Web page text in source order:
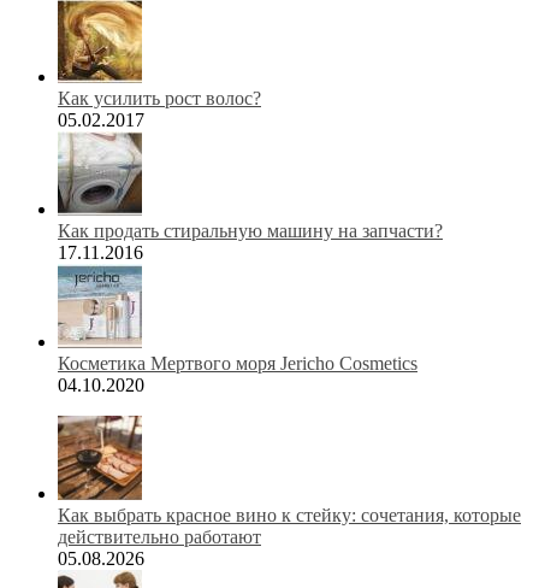
Как усилить рост волос?
05.02.2017
Как продать стиральную машину на запчасти?
17.11.2016
Косметика Мертвого моря Jericho Cosmetics
04.10.2020
Как выбрать красное вино к стейку: сочетания, которые
действительно работают
05.08.2026